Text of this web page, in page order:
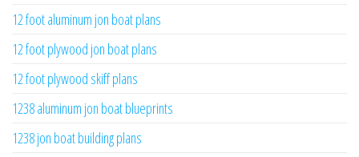
12 foot aluminum jon boat plans
12 foot plywood jon boat plans
12 foot plywood skiff plans
1238 aluminum jon boat blueprints
1238 jon boat building plans